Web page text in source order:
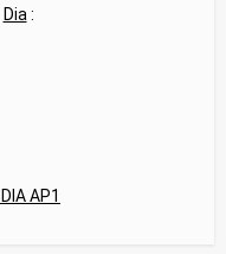
Dia :